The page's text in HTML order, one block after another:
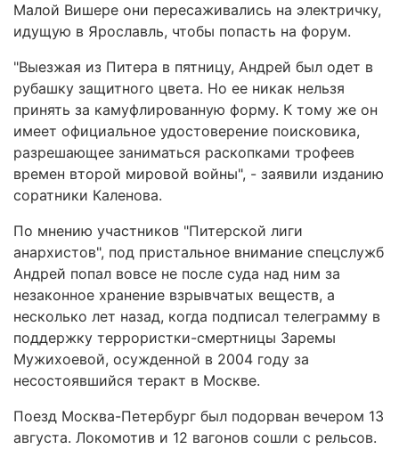
Малой Вишере они пересаживались на электричку,
идущую в Ярославль, чтобы попасть на форум.
"Выезжая из Питера в пятницу, Андрей был одет в
рубашку защитного цвета. Но ее никак нельзя
принять за камуфлированную форму. К тому же он
имеет официальное удостоверение поисковика,
разрешающее заниматься раскопками трофеев
времен второй мировой войны", - заявили изданию
соратники Каленова.
По мнению участников "Питерской лиги
анархистов", под пристальное внимание спецслужб
Андрей попал вовсе не после суда над ним за
незаконное хранение взрывчатых веществ, а
несколько лет назад, когда подписал телеграмму в
поддержку террористки-смертницы Заремы
Мужихоевой, осужденной в 2004 году за
несостоявшийся теракт в Москве.
Поезд Москва-Петербург был подорван вечером 13
августа. Локомотив и 12 вагонов сошли с рельсов.